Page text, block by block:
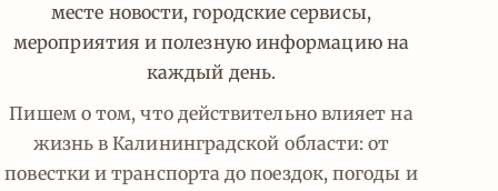
месте новости, городские сервисы,
мероприятия и полезную информацию на
каждый день.
Пишем о том, что действительно влияет на
жизнь в Калининградской области: от
повестки и транспорта до поездок, погоды и